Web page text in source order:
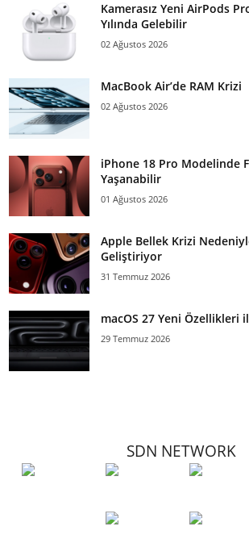
Kamerasız Yeni AirPods
Yılında Gelebilir
02 Ağustos 2026
MacBook Air’de RAM Krizi
02 Ağustos 2026
iPhone 18 Pro Modelinde
Yaşanabilir
01 Ağustos 2026
Apple Bellek Krizi
Geliştiriyor
31 Temmuz 2026
macOS 27 Yeni Özellikleri
29 Temmuz 2026
SDN NETWORK